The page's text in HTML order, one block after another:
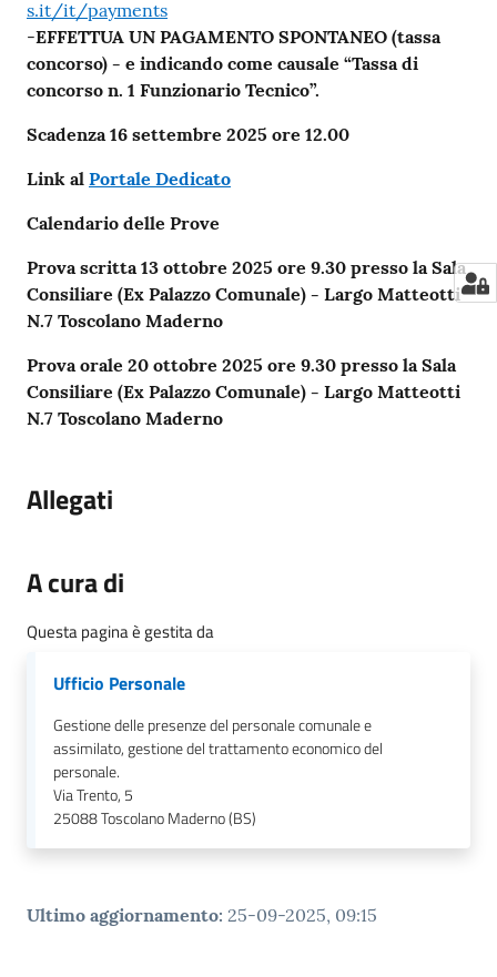
s.it/it/payments
-EFFETTUA UN PAGAMENTO SPONTANEO (tassa
concorso) - e indicando come causale “Tassa di
concorso n. 1 Funzionario Tecnico”.
Scadenza 16 settembre 2025 ore 12.00
Link al Portale Dedicato
Calendario delle Prove
Prova scritta 13 ottobre 2025 ore 9.30 presso la Sala
Consiliare (Ex Palazzo Comunale) - Largo Matteotti
N.7 Toscolano Maderno
Prova orale 20 ottobre 2025 ore 9.30 presso la Sala
Consiliare (Ex Palazzo Comunale) - Largo Matteotti
N.7 Toscolano Maderno
Allegati
A cura di
Questa pagina è gestita da
Ufficio Personale
Gestione delle presenze del personale comunale e
assimilato, gestione del trattamento economico del
personale.
Via Trento, 5
25088Toscolano Maderno (BS)
Ultimo aggiornamento: 25-09-2025, 09:15